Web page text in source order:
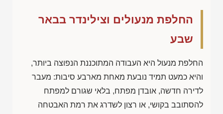
החלפת מנעולים וצילינדר בבאר
שבע
החלפת מנעול היא העבודה המתוכננת הנפוצה ביותר,
והיא כמעט תמיד נובעת מאחת מארבע סיבות: מעבר
לדירה חדשה, אובדן מפתח, בלאי שגורם למפתח
להסתובב בקושי, או רצון לשדרג את רמת האבטחה